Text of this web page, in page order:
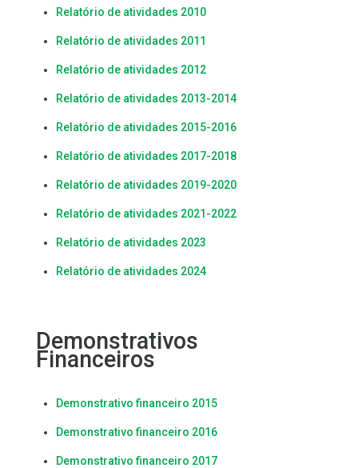
Relatório de atividades 2010
Relatório de atividades 2011
Relatório de atividades 2012
Relatório de atividades 2013-2014
Relatório de atividades 2015-2016
Relatório de atividades 2017-2018
Relatório de atividades 2019-2020
Relatório de atividades 2021-2022
Relatório de atividades 2023
Relatório de atividades 2024
Demonstrativos
Financeiros
Demonstrativo financeiro 2015
Demonstrativo financeiro 2016
Demonstrativo financeiro 2017